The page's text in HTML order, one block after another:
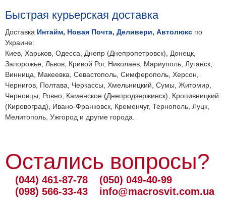
Быстрая курьерская доставка
Доставка Интайм, Новая Почта, Деливери, Автолюкс по
Украине:
Киев, Харьков, Одесса, Днепр (Днепропетровск), Донецк,
Запорожье, Львов, Кривой Рог, Николаев, Мариуполь, Луганск,
Винница, Макеевка, Севастополь, Симферополь, Херсон,
Чернигов, Полтава, Черкассы, Хмельницкий, Сумы, Житомир,
Черновцы, Ровно, Каменское (Днепродзержинск), Кропивницкий
(Кировоград), Ивано-Франковск, Кременчуг, Тернополь, Луцк,
Мелитополь, Ужгород и другие города.
Остались вопросы?
(044) 461-87-78
(098) 566-33-43
(050) 049-40-99
info@macrosvit.com.ua